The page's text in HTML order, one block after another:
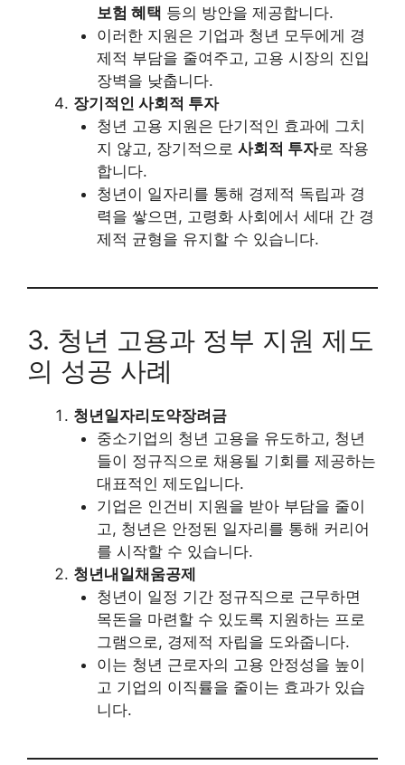
보험 혜택 등의 방안을 제공합니다.
이러한 지원은 기업과 청년 모두에게 경
제적 부담을 줄여주고, 고용 시장의 진입
장벽을 낮춥니다.
장기적인 사회적 투자
청년 고용 지원은 단기적인 효과에 그치
지 않고, 장기적으로 사회적 투자로 작용
합니다.
청년이 일자리를 통해 경제적 독립과 경
력을 쌓으면, 고령화 사회에서 세대 간 경
제적 균형을 유지할 수 있습니다.
3. 청년 고용과 정부 지원 제도
의 성공 사례
청년일자리도약장려금
중소기업의 청년 고용을 유도하고, 청년
들이 정규직으로 채용될 기회를 제공하는
대표적인 제도입니다.
기업은 인건비 지원을 받아 부담을 줄이
고, 청년은 안정된 일자리를 통해 커리어
를 시작할 수 있습니다.
청년내일채움공제
청년이 일정 기간 정규직으로 근무하면
목돈을 마련할 수 있도록 지원하는 프로
그램으로, 경제적 자립을 도와줍니다.
이는 청년 근로자의 고용 안정성을 높이
고 기업의 이직률을 줄이는 효과가 있습
니다.